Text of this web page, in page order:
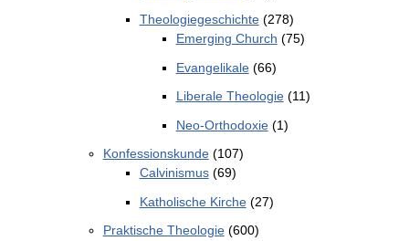
Theologiegeschichte(278)
Emerging Church (75)
Evangelikale(66)
Liberale Theologie(11)
Neo-Orthodoxie(1)
Konfessionskunde(107)
Calvinismus(69)
Katholische Kirche(27)
Praktische Theologie(600)